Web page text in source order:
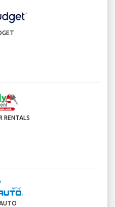
RENTALS